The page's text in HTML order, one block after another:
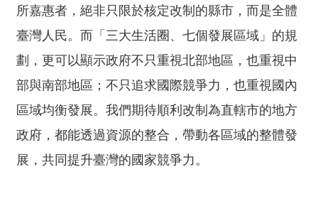
所嘉惠者，絕非只限於核定改制的縣市，而是全體
臺灣人民。而「三大生活圈、七個發展區域」的規
劃，更可以顯示政府不只重視北部地區，也重視中
部與南部地區；不只追求國際競爭力，也重視國內
區域均衡發展。我們期待順利改制為直轄市的地方
政府，都能透過資源的整合，帶動各區域的整體發
展，共同提升臺灣的國家競爭力。